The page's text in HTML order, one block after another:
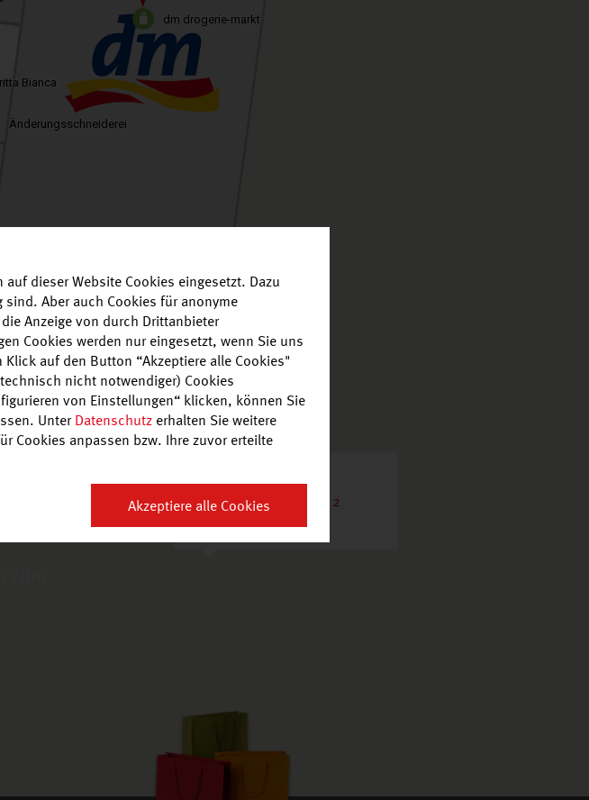
Änderungsschneiderei
dm drogerie-markt
Bianca
Breisgau-Center
St. Georgener Strasse 2
dieser Website Cookies eingesetzt. Dazu
Aber auch Cookies für anonyme
Anzeige von durch Drittanbieter
Cookies werden nur eingesetzt, wenn Sie uns
auf den Button “Akzeptiere alle Cookies"
nicht notwendiger) Cookies
von Einstellungen“ klicken, können Sie
UnterDatenschutz erhalten Sie weitere
Cookies anpassen bzw. Ihre zuvor erteilte
Akzeptiere alle Cookies